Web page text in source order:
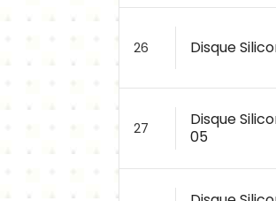
26 Disque
27
Disque
05